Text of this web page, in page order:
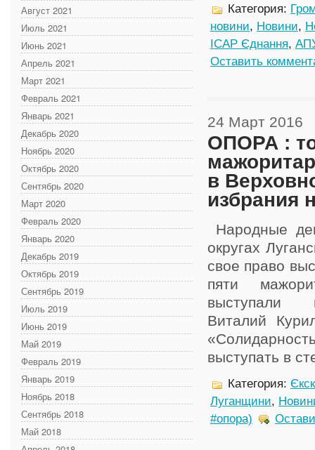
Август 2021
Июль 2021
Июнь 2021
Апрель 2021
Март 2021
Февраль 2021
Январь 2021
Декабрь 2020
Ноябрь 2020
Октябрь 2020
Сентябрь 2020
Март 2020
Февраль 2020
Январь 2020
Декабрь 2019
Октябрь 2019
Сентябрь 2019
Июль 2019
Июнь 2019
Май 2019
Февраль 2019
Январь 2019
Ноябрь 2018
Сентябрь 2018
Май 2018
Категория:
новини, Новини,
ІСАР Єднання,
Оставить
24 Март 2016
ОПОРА :
в
избрания
Народные
округах
свое право
пяти
выступали
Виталий
выступать в
Категория:
Луганщини,
#опора)